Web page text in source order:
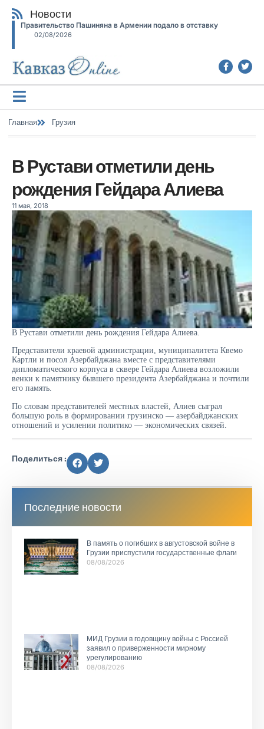
Новости
Правительство Пашиняна в Армении подало в отставку
02/08/2026
Главная Грузия
В Рустави отметили день
рождения Гейдара Алиева
11 мая, 2018
В Рустави отметили день рождения Гейдара Алиева.
Представители краевой администрации, муниципалитета Квемо
Картли и посол Азербайджана вместе с представителями
дипломатического корпуса в сквере Гейдара Алиева возложили
венки к памятнику бывшего президента Азербайджана и почтили
его память.
По словам представителей местных властей, Алиев сыграл
большую роль в формировании грузинско — азербайджанских
отношений и усилении политико — экономических связей.
Поделиться :
Последние новости
В память о погибших в августовской войне в
Грузии приспустили государственные флаги
08/08/2026
МИД Грузии в годовщину войны с Россией
заявил о приверженности мирному
урегулированию
08/08/2026